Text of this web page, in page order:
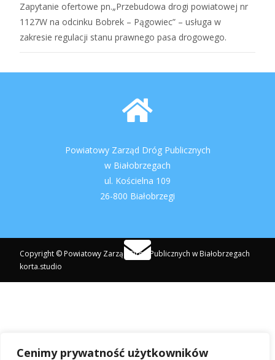
Cenimy prywatność użytkowników
Zapytanie ofertowe pn.„Przebudowa drogi powiatowej nr
1127W na odcinku Bobrek – Pągowiec” – usługa w
zakresie regulacji stanu prawnego pasa drogowego.
Powiatowy Zarząd Dróg Publicznych
w Białobrzegach
ul. Kościelna 109
26-800 Białobrzegi
Copyright © Powiatowy Zarząd Dróg Publicznych w Białobrzegach
korta.studio